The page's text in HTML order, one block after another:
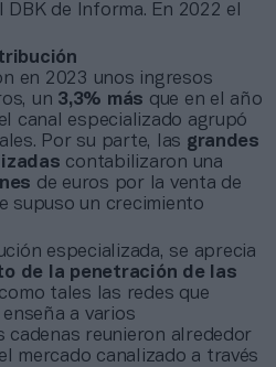
de Informa. En 2022 el
en 2023 unos ingresos
un 3,3% más que en el año
canal especializado agrupó
Por su parte, las grandes
contabilizaron una
de euros por la venta de
supuso un crecimiento
especializada, se aprecia
de la penetración de las
tales las redes que
a varios
cadenas reunieron alrededor
mercado canalizado a través